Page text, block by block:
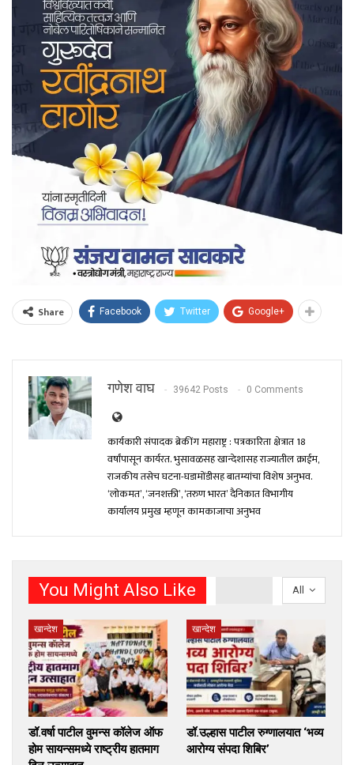
Share Facebook Twitter Google+
गणेश वाघ 39642 Posts 0 Comments
कार्यकारी संपादक ब्रेकींग महाराष्ट्र : पत्रकारिता क्षेत्रात 18
वर्षांपासून कार्यरत. भुसावळसह खान्देशासह राज्यातील क्राईम,
राजकीय तसेच घटना-घडामोंडीसह बातम्यांचा विशेष अनुभव.
‘लोकमत’, ‘जनशक्ती’, ‘तरुण भारत’ दैनिकात विभागीय
कार्यालय प्रमुख म्हणून कामकाजाचा अनुभव
All
You Might Also Like
खान्देश
डॉ.वर्षा पाटील वुमन्स कॉलेज ऑफ
होम सायन्समध्ये राष्ट्रीय हातमाग
खान्देश
डॉ.उल्हास पाटील रुग्णालयात ‘भव्य
आरोग्य संपदा शिबिर’